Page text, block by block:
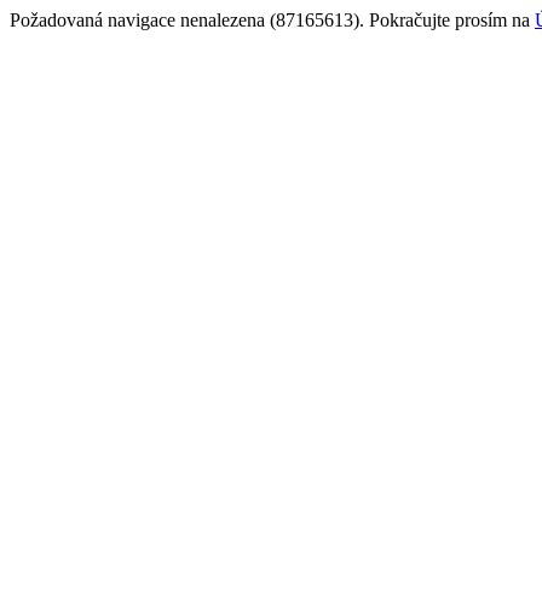
Požadovaná navigace nenalezena (87165613). Pokračujte prosím na